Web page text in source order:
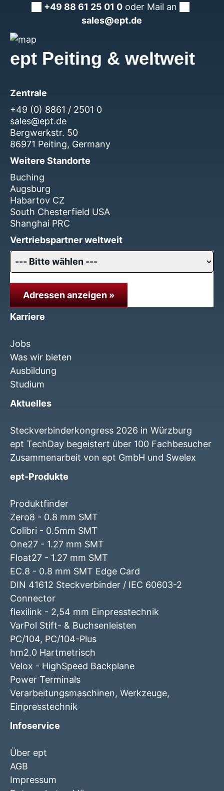
+49 88 61 25 01 0 oder Mail an
sales@ept.de
ept Peiting & weltweit
Zentrale
+49 (0) 8861 / 2501 0
sales@ept.de
Bergwerkstr. 50
86971 Peiting, Germany
Weitere Standorte
Buching
Augsburg
Habartov CZ
South Chesterfield USA
Shanghai PRC
Vertriebspartner weltweit
Adressen anzeigen »
Karriere
Jobs
Was wir bieten
Ausbildung
Studium
Aktuelles
Steckverbinderkongress 2026 in Würzburg
ept TechDay begeistert über 100 Fachbesucher
Zusammenarbeit von ept GmbH und Swelex
ept-Produkte
Produktfinder
Zero8 - 0.8 mm SMT
Colibri - 0.5mm SMT
One27 - 1.27 mm SMT
Float27 - 1.27 mm SMT
EC.8 - 0.8 mm SMT Edge Card
DIN 41612 Steckverbinder / IEC 60603-2
Connector
flexilink - 2,54 mm Einpresstechnik
VarPol Stift- & Buchsenleisten
PC/104, PC/104-Plus
hm2.0 Hartmetrisch
Velox - HighSpeed Backplane
Power Terminals
Verarbeitungsmaschinen, Werkzeuge,
Einpresstechnik
Infoservice
Über ept
AGB
Impressum